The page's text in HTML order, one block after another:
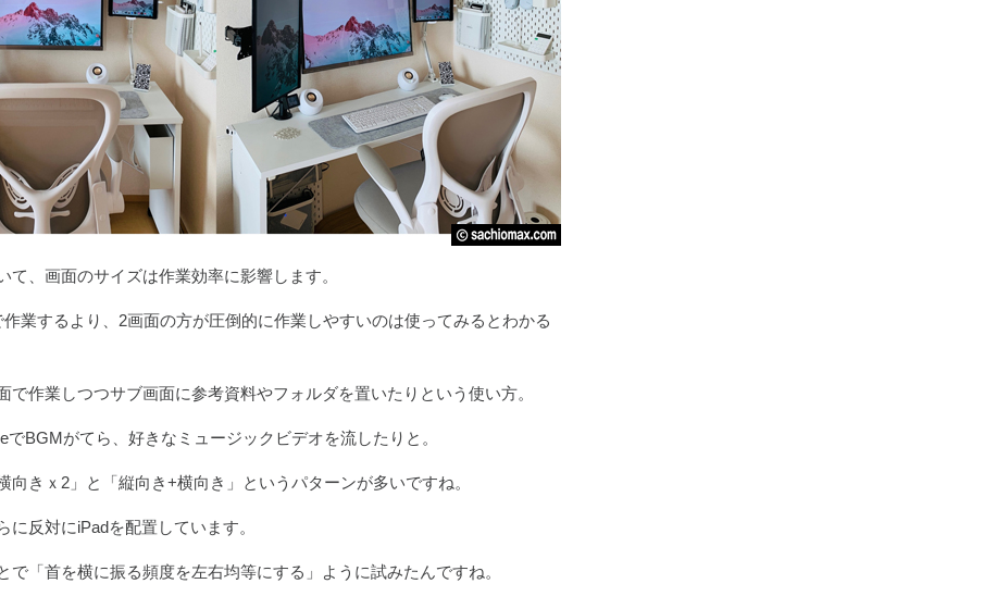
て、画面のサイズは作業効率に影響します。
業するより、2画面の方が圧倒的に作業しやすいのは使ってみるとわかる
で作業しつつサブ画面に参考資料やフォルダを置いたりという使い方。
でBGMがてら、好きなミュージックビデオを流したりと。
向きｘ2」と「縦向き+横向き」というパターンが多いですね。
に反対にiPadを配置しています。
で「首を横に振る頻度を左右均等にする」ように試みたんですね。